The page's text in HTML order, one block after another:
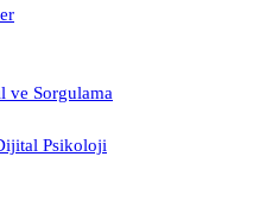
ve Sorgulama
Psikoloji